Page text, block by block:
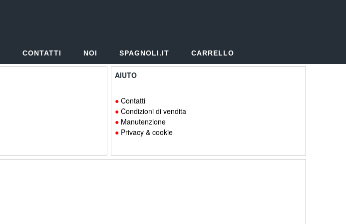
CONTATTI NOI SPAGNOLI.IT CARRELLO
AIUTO
● Contatti
● Condizioni di vendita
● Manutenzione
● Privacy & cookie